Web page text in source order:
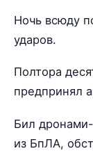
Ночь всюду
ударов.
Полтора
предпринял
Бил
из БпЛА,